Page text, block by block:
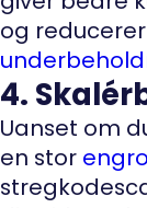
og
4.
Uanset om
en stor